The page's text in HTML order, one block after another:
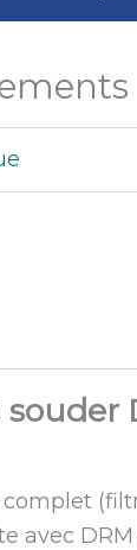
avec